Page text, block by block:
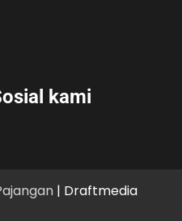
kami
| Draftmedia